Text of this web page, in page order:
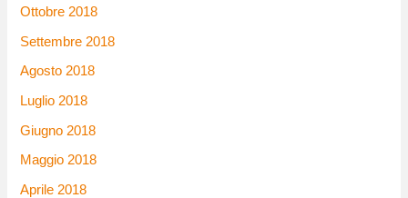
Ottobre 2018
Settembre 2018
Agosto 2018
Luglio 2018
Giugno 2018
Maggio 2018
Aprile 2018